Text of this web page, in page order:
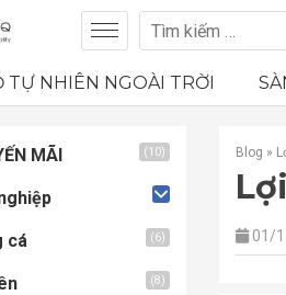
TỰ NHIÊN NGOÀI TRỜI
Blog »
01/
MÃI (10)
cá (6)
(8)